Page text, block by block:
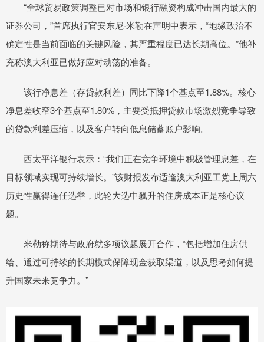
“全球贸易政策调整已对市场和银行融资构成冲击国内最大的
证券公司，”首席执行官安东尼·米勒在声明中表示，“地缘政治不
确定性是当前面临的关键风险，其严重程度已达长期高位。”他补
充称澳大利亚已做好应对动荡的准备。
该行净息差（存贷款利差）同比下降1个基点至1.88%。核心
净息差收窄3个基点至1.80%，主要受抵押贷款市场激烈竞争导致
的贷款利差压缩，以及客户转向低息储蓄账户影响。
西太平洋银行表示：“我们正在竞争环境中积极管理息差，在
目标领域实现可持续增长。”该财报发布适逢澳大利亚工党上周六
历史性赢得连任选举，此轮大选中飙升的住房成本正是核心议
题。
米勒称期待与政府就多项议题展开合作，“包括增加住房供
给、通过可持续的长期模式保障现金获取渠道，以及思考如何提
升国家未来竞争力。”